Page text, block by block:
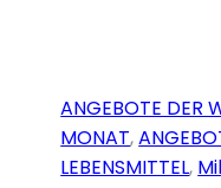
ANGEBOTE DER
MONAT,
LEBENSMITTEL,